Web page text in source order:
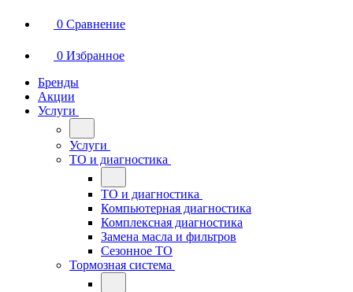
0 Сравнение
0 Избранное
Бренды
Акции
Услуги
Услуги
ТО и диагностика
ТО и диагностика
Компьютерная диагностика
Комплексная диагностика
Замена масла и фильтров
Сезонное ТО
Тормозная система